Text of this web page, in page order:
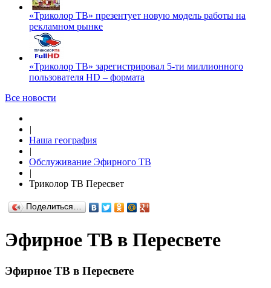
«Триколор ТВ» презентует новую модель работы на
рекламном рынке
«Триколор ТВ» зарегистрировал 5-ти миллионного
пользователя HD – формата
Все новости
|
Наша география
|
Обслуживание Эфирного ТВ
|
Триколор ТВ Пересвет
Поделиться…
Эфирное ТВ в Пересвете
Эфирное ТВ в Пересвете